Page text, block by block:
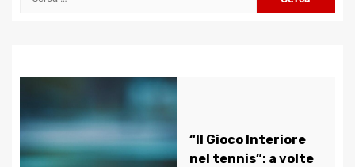
“Il Gioco Interiore
nel tennis”: a volte